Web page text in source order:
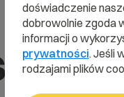
doświadczenie
dobrowolnie zgoda
informacji o
prywatności. Jeśli
rodzajami plików